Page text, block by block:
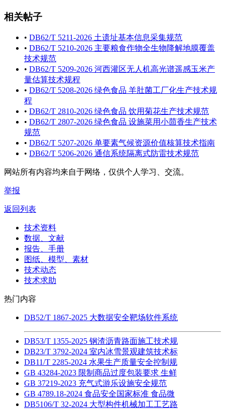
相关帖子
• DB62/T 5211-2026 土遗址基本信息采集规范
• DB62/T 5210-2026 主要粮食作物全生物降解地膜覆盖
技术规范
• DB62/T 5209-2026 河西灌区无人机高光谱遥感玉米产
量估算技术规程
• DB62/T 5208-2026 绿色食品 羊肚菌工厂化生产技术规
程
• DB62/T 2810-2026 绿色食品 饮用菊花生产技术规范
• DB62/T 2807-2026 绿色食品 设施菜用小茴香生产技术
规范
• DB62/T 5207-2026 单要素气候资源价值核算技术指南
• DB62/T 5206-2026 通信系统隔离式防雷技术规范
网站所有内容均来自于网络，仅供个人学习、交流。
举报
返回列表
技术资料
数据、文献
报告、手册
图纸、模型、素材
技术动态
技术求助
热门内容
DB52/T 1867-2025 大数据安全靶场软件系统
DB53/T 1355-2025 钢渣沥青路面施工技术规
DB23/T 3792-2024 室内冰雪景观建筑技术标
DB11/T 2285-2024 水果生产质量安全控制规
GB 43284-2023 限制商品过度包装要求 生鲜
GB 37219-2023 充气式游乐设施安全规范
GB 4789.18-2024 食品安全国家标准 食品微
DB5106/T 32-2024 大型构件机械加工工艺路